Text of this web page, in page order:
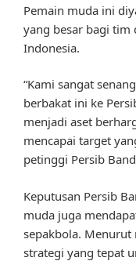
Pemain muda ini
yang besar bagi
Indonesia.
“Kami sangat
berbakat ini ke
menjadi aset
mencapai target
petinggi Persib
Keputusan Persib
muda juga
sepakbola. Menurut
strategi yang tepat